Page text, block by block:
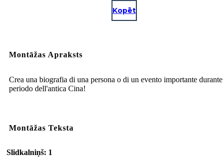
Kopēt
Montāžas Apraksts
Crea una biografia di una persona o di un evento importante
periodo dell'antica Cina!
Montāžas Teksta
Slidkalniņš: 1